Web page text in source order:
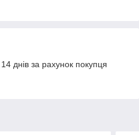
днів за рахунок покупця